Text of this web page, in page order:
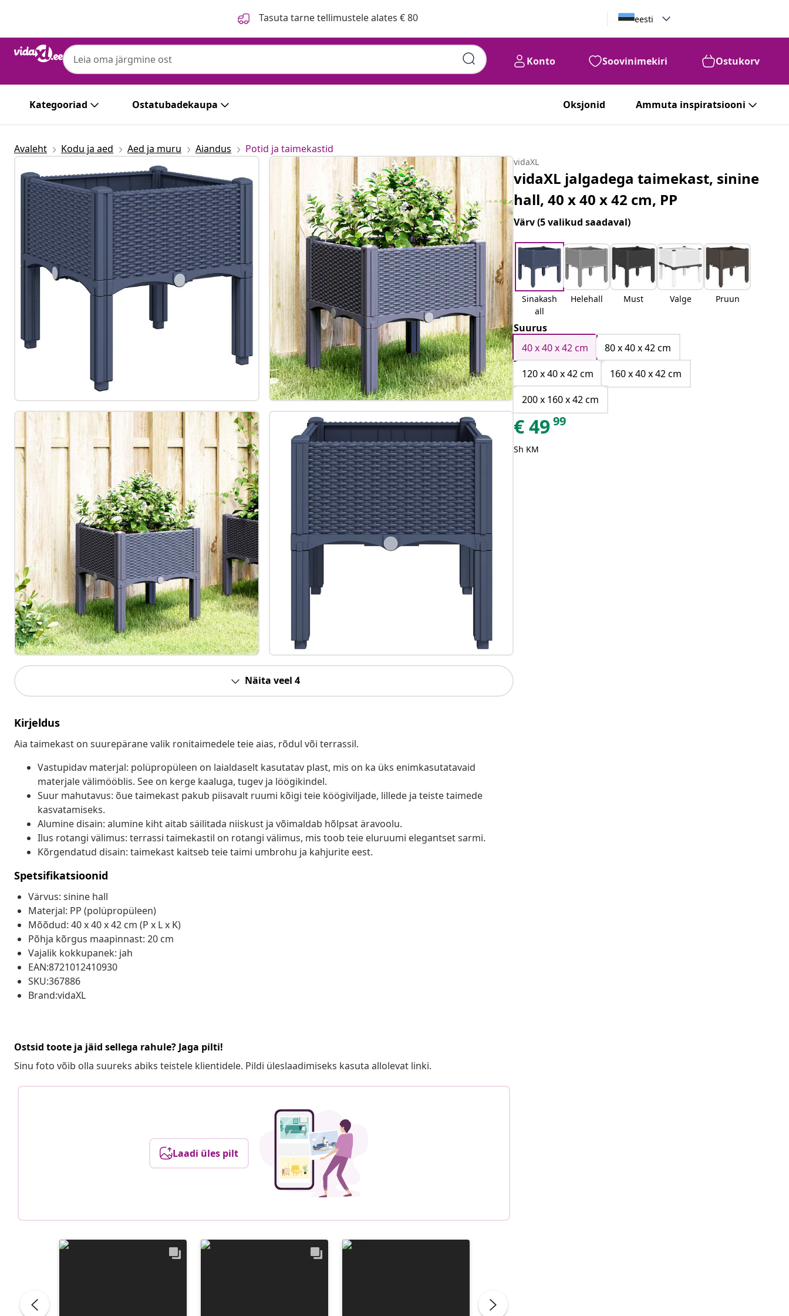
Tasuta tarne tellimustele alates € 80 eesti
Konto Soovinimekiri Ostukorv
Kategooriad Ostatubadekaupa Oksjonid Ammuta inspiratsiooni
Avaleht Kodu ja aed Aed ja muru Aiandus Potid ja taimekastid
Näita veel 4
Kirjeldus
Aia taimekast on suurepärane valik ronitaimedele teie aias, rõdul või terrassil.
Vastupidav materjal: polüpropüleen on laialdaselt kasutatav plast, mis on ka üks enimkasutatavaid
materjale välimööblis. See on kerge kaaluga, tugev ja löögikindel.
Suur mahutavus: õue taimekast pakub piisavalt ruumi kõigi teie köögiviljade, lillede ja teiste taimede
kasvatamiseks.
Alumine disain: alumine kiht aitab säilitada niiskust ja võimaldab hõlpsat äravoolu.
Ilus rotangi välimus: terrassi taimekastil on rotangi välimus, mis toob teie eluruumi elegantset sarmi.
Kõrgendatud disain: taimekast kaitseb teie taimi umbrohu ja kahjurite eest.
Spetsifikatsioonid
Värvus: sinine hall
Materjal: PP (polüpropüleen)
Mõõdud: 40 x 40 x 42 cm (P x L x K)
Põhja kõrgus maapinnast: 20 cm
Vajalik kokkupanek: jah
EAN:8721012410930
SKU:367886
Brand:vidaXL
Ostsid toote ja jäid sellega rahule? Jaga pilti!
Sinu foto võib olla suureks abiks teistele klientidele. Pildi üleslaadimiseks kasuta allolevat linki.
Laadi üles pilt
vidaXL
vidaXL jalgadega taimekast, sinine
hall, 40 x 40 x 42 cm, PP
Värv(5 valikud saadaval)
Sinakash
all
Helehall Must Valge Pruun
Suurus
40 x 40 x 42 cm
80 x 40 x 42 cm
120 x 40 x 42 cm
160 x 40 x 42 cm
200 x 160 x 42 cm
€4999
Sh KM